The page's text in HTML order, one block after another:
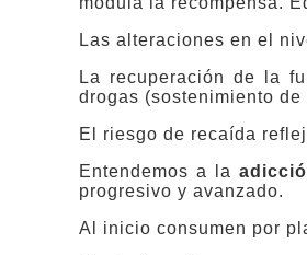
Las alteraciones en el
La recuperación de la
drogas (sostenimiento de
El riesgo de recaída
Entendemos a la
progresivo y avanzado.
Al inicio consumen por